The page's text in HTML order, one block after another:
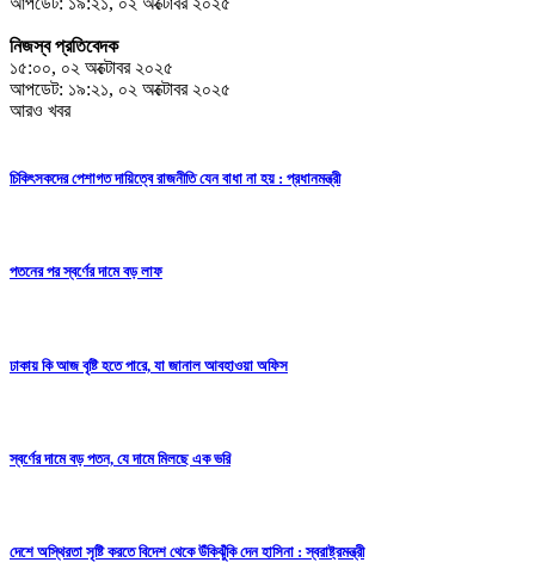
নিজস্ব প্রতিবেদক
১৫:০০, ০২ অক্টোবর ২০২৫
আপডেট: ১৯:২১, ০২ অক্টোবর ২০২৫
আরও খবর
চিকিৎসকদের পেশাগত দায়িত্বে রাজনীতি যেন বাধা না হয় : প্রধানমন্ত্রী
পতনের পর স্বর্ণের দামে বড় লাফ
ঢাকায় কি আজ বৃষ্টি হতে পারে, যা জানাল আবহাওয়া অফিস
স্বর্ণের দামে বড় পতন, যে দামে মিলছে এক ভরি
দেশে অস্থিরতা সৃষ্টি করতে বিদেশ থেকে উঁকিঝুঁকি দেন হাসিনা : স্বরাষ্ট্রমন্ত্রী